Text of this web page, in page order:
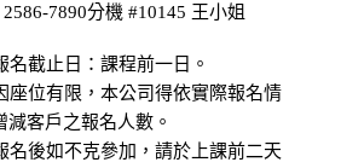
2586-7890分機 #10145 王小姐
名截止日：課程前一日。
座位有限，本公司得依實際報名情
減客戶之報名人數。
名後如不克參加，請於上課前二天